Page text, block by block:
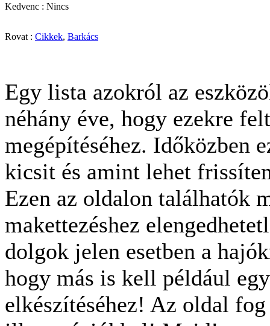
Kedvenc : Nincs
Rovat : Cikkek, Barkács
Egy lista azokról az
néhány éve, hogy ezekre
megépítéséhez. Időközben
kicsit és amint lehet
Ezen az oldalon találhatók
makettezéshez
dolgok jelen esetben a
hogy más is kell például
elkészítéséhez! Az oldal